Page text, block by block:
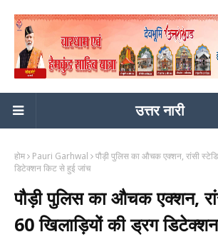
उत्तर नारी
होम Pauri Garhwal
पौड़ी पुलिस का औचक एक्शन, रांसी
डिटेक्शन किट से हुई जांच
पौड़ी पुलिस का औचक एक्शन,
60 खिलाड़ियों की ड्रग